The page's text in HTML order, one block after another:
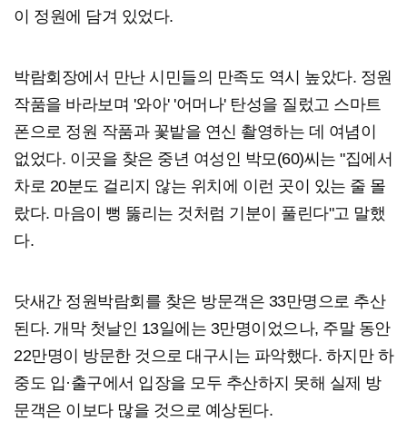
이 정원에 담겨 있었다.
박람회장에서 만난 시민들의 만족도 역시 높았다. 정원
작품을 바라보며 '와아' '어머나' 탄성을 질렀고 스마트
폰으로 정원 작품과 꽃밭을 연신 촬영하는 데 여념이
없었다. 이곳을 찾은 중년 여성인 박모(60)씨는 "집에서
차로 20분도 걸리지 않는 위치에 이런 곳이 있는 줄 몰
랐다. 마음이 뻥 뚫리는 것처럼 기분이 풀린다"고 말했
다.
닷새간 정원박람회를 찾은 방문객은 33만명으로 추산
된다. 개막 첫날인 13일에는 3만명이었으나, 주말 동안
22만명이 방문한 것으로 대구시는 파악했다. 하지만 하
중도 입·출구에서 입장을 모두 추산하지 못해 실제 방
문객은 이보다 많을 것으로 예상된다.